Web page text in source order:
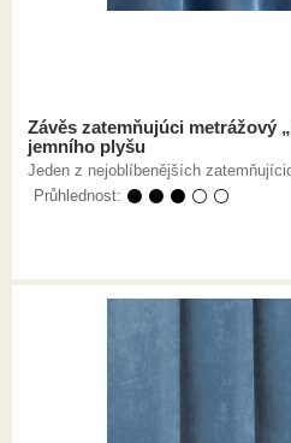
Závěs zatemňujúci metrážový
jemního plyšu
Jeden z nejoblíbenějších
Průhlednost: ⚫ ⚫ ⚫ ⚪ ⚪